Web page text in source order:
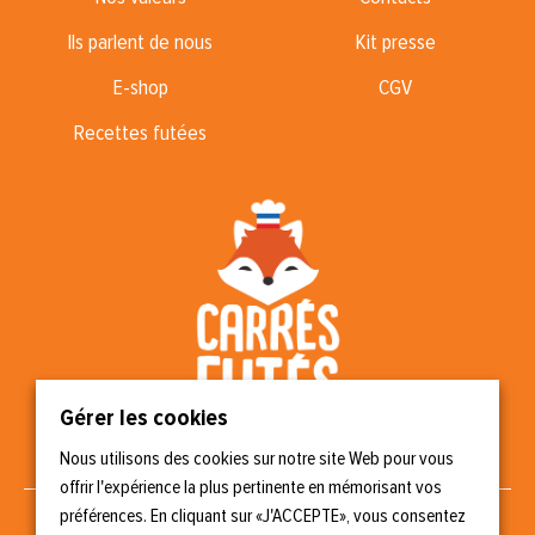
Ils parlent de nous
E-shop
Recettes futées
Kit presse
CGV
Nous suivre
Gérer les cookies
Nous utilisons des cookies sur notre site Web pour vous
offrir l'expérience la plus pertinente en mémorisant vos
préférences. En cliquant sur «J'ACCEPTE», vous consentez